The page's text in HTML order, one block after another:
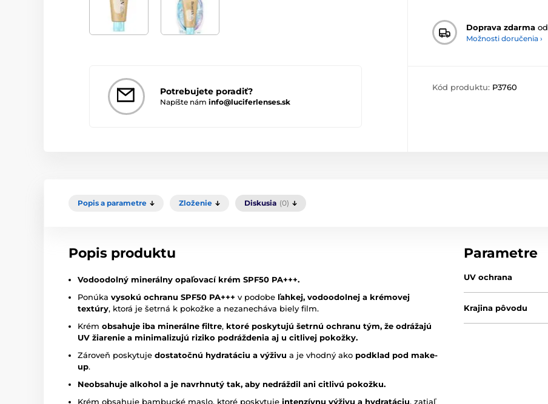
Potrebujete poradiť?
Napíšte nám info@luciferlenses.sk
Doprava zdarma od
Možnosti doručenia ›
Kód produktu: P3760
Popis a parametre Zloženie Diskusia (0)
Popis produktu
Vodoodolný minerálny opaľovací krém SPF50 PA+++.
Ponúka vysokú ochranu SPF50 PA+++ v podobe ľahkej, vodoodolnej a krémovej
textúry, ktorá je šetrná k pokožke a nezanecháva biely film.
Krém obsahuje iba minerálne filtre, ktoré poskytujú šetrnú ochranu tým, že odrážajú
UV žiarenie a minimalizujú riziko podráždenia aj u citlivej pokožky.
Zároveň poskytuje dostatočnú hydratáciu a výživu a je vhodný ako podklad pod make-
up.
Neobsahuje alkohol a je navrhnutý tak, aby nedráždil ani citlivú pokožku.
Krém obsahuje bambucké maslo, ktoré poskytuje intenzívnu výživu a hydratáciu, zatiaľ
Parametre
UV ochrana
Krajina pôvodu